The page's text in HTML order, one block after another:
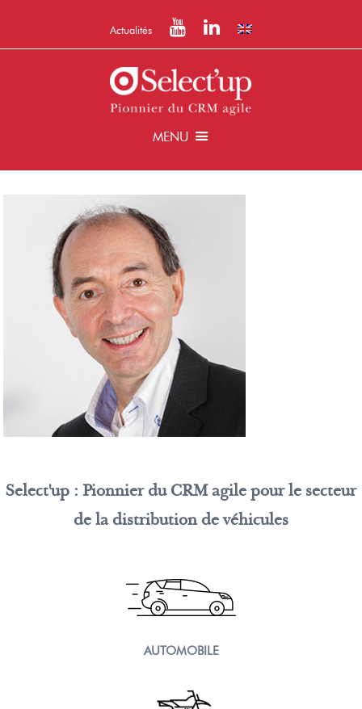
Actualités
MENU
Select'up : Pionnier du CRM agile pour le secteur
de la distribution de véhicules
AUTOMOBILE